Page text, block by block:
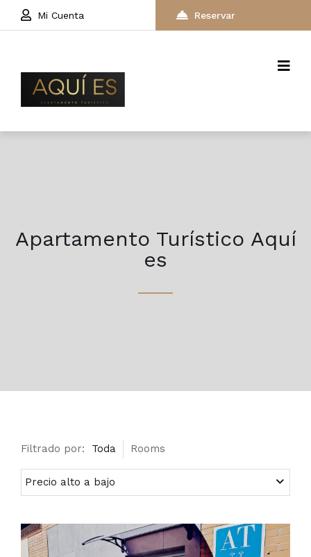
Mi Cuenta Reservar
Apartamento Turístico Aquí
es
Filtrado por: Toda Rooms